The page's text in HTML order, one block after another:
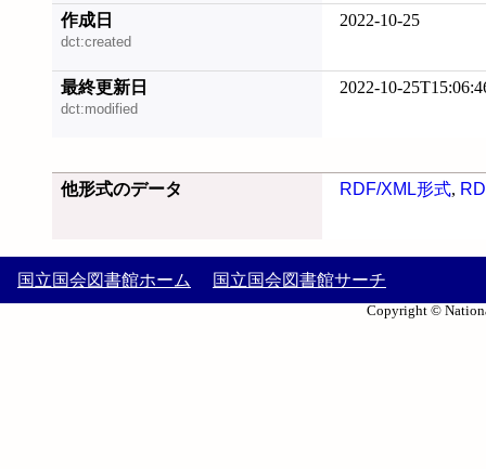
作成日
dct:created
2022-10-25
最終更新日
dct:modified
2022-10-
他形式のデータ RDF/XML形式,
国立国会図書館ホーム 国立国会図書館サーチ
Copyright ©